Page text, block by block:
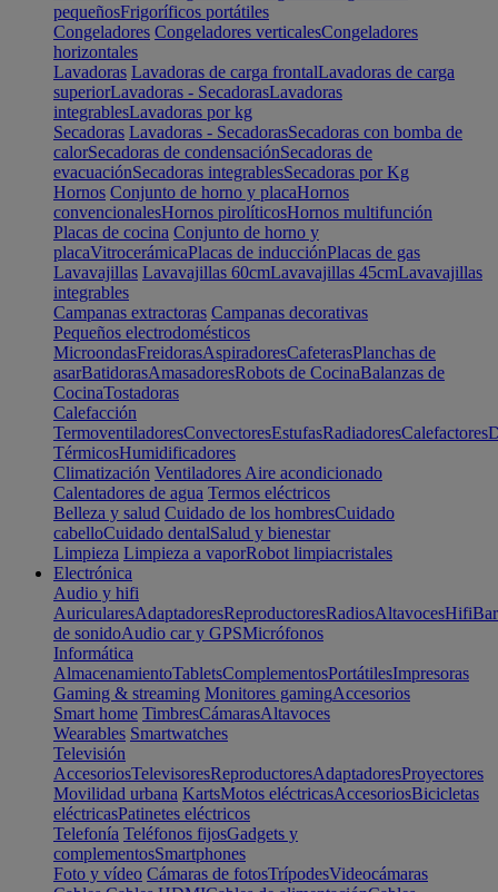
pequeñosFrigoríficos portátiles
Congeladores Congeladores verticalesCongeladores
horizontales
Lavadoras Lavadoras de carga frontalLavadoras de carga
superiorLavadoras - SecadorasLavadoras
integrablesLavadoras por kg
Secadoras Lavadoras - SecadorasSecadoras con bomba de
calorSecadoras de condensaciónSecadoras de
evacuaciónSecadoras integrablesSecadoras por Kg
Hornos Conjunto de horno y placaHornos
convencionalesHornos pirolíticosHornos multifunción
Placas de cocina Conjunto de horno y
placaVitrocerámicaPlacas de inducciónPlacas de gas
Lavavajillas Lavavajillas 60cmLavavajillas 45cmLavavajillas
integrables
Campanas extractoras Campanas decorativas
Pequeños electrodomésticos
MicroondasFreidorasAspiradoresCafeterasPlanchas de
asarBatidorasAmasadoresRobots de CocinaBalanzas de
CocinaTostadoras
Calefacción
TermoventiladoresConvectoresEstufasRadiadoresCalefactores
TérmicosHumidificadores
Climatización Ventiladores Aire acondicionado
Calentadores de agua Termos eléctricos
Belleza y salud Cuidado de los hombresCuidado
cabelloCuidado dentalSalud y bienestar
Limpieza Limpieza a vaporRobot limpiacristales
Electrónica
Audio y hifi
AuricularesAdaptadoresReproductoresRadiosAltavocesHifi
de sonidoAudio car y GPSMicrófonos
Informática
AlmacenamientoTabletsComplementosPortátilesImpresoras
Gaming & streaming Monitores gamingAccesorios
Smart home TimbresCámarasAltavoces
Wearables Smartwatches
Televisión
AccesoriosTelevisoresReproductoresAdaptadoresProyectores
Movilidad urbana KartsMotos eléctricasAccesoriosBicicletas
eléctricasPatinetes eléctricos
Telefonía Teléfonos fijosGadgets y
complementosSmartphones
Foto y vídeo Cámaras de fotosTrípodesVideocámaras